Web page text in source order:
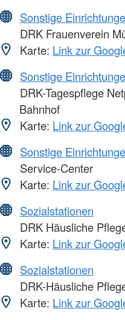
Sonstige
DRK Frauenverein
Karte: Link zur
Sonstige
DRK-Tagespflege
Bahnhof
Karte: Link zur
Sonstige
Service-Center
Karte: Link zur
Sozialstationen
DRK Häusliche
Karte: Link zur
Sozialstationen
DRK-Häusliche
Karte: Link zur